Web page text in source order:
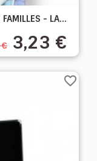
- LA...
€ 3,23 €
favorite_border